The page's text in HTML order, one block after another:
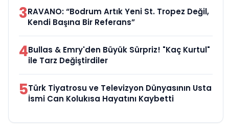
3RAVANO: “Bodrum Artık Yeni St. Tropez Değil,
Kendi Başına Bir Referans”
4Bullas & Emry'den Büyük Sürpriz! "Kaç Kurtul"
ile Tarz Değiştirdiler
5Türk Tiyatrosu ve Televizyon Dünyasının Usta
İsmi Can Kolukısa Hayatını Kaybetti